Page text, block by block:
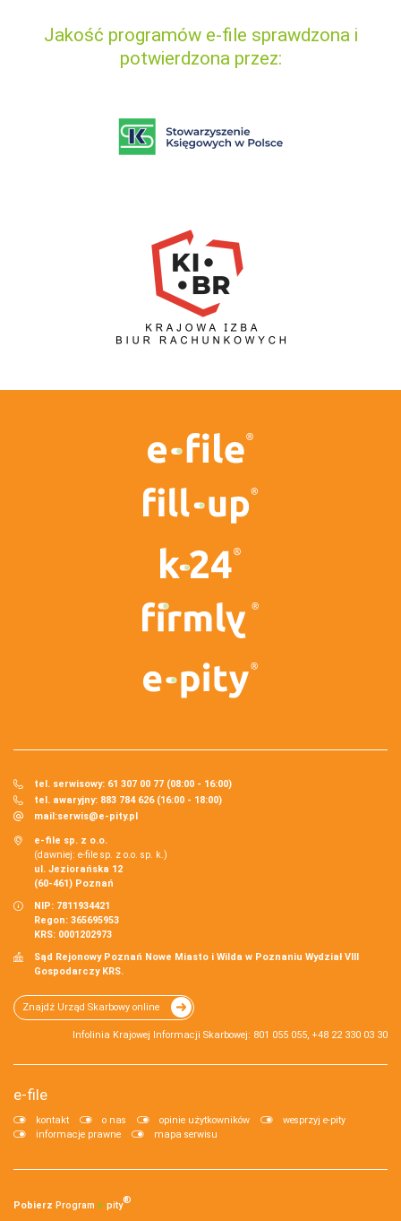
Jakość programów e-file sprawdzona i
potwierdzona przez:
tel. serwisowy: 61 307 00 77 (08:00 - 16:00)
tel. awaryjny: 883 784 626 (16:00 - 18:00)
mail:serwis@e-pity.pl
e-file sp. z o.o.
(dawniej: e-file sp. z o.o. sp. k.)
ul. Jeziorańska 12
(60-461) Poznań
NIP: 7811934421
Regon: 365695953
KRS: 0001202973
Sąd Rejonowy Poznań Nowe Miasto i Wilda w Poznaniu Wydział VIII
Gospodarczy KRS.
Znajdź Urząd Skarbowy online
Infolinia Krajowej Informacji Skarbowej: 801 055 055, +48 22 330 03 30
e-file
kontakt o nas opinie użytkowników
wesprzyj e-pity
informacje prawne
mapa serwisu
Pobierz Program e‑pity®